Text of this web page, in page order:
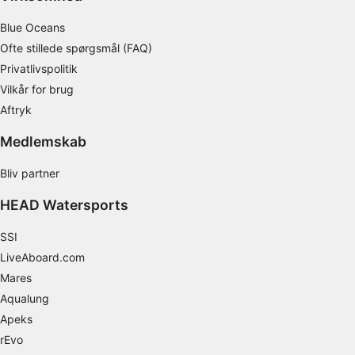
Blue Oceans
Ofte stillede spørgsmål (FAQ)
Privatlivspolitik
Vilkår for brug
Aftryk
Medlemskab
Bliv partner
HEAD Watersports
SSI
LiveAboard.com
Mares
Aqualung
Apeks
rEvo
Forstå målgrupper gennem statistikker eller
kilder
Udvikle og forbedre tjenester
Bruge begrænsede oplysninger til at vælge
IAB Special Features:
Bruge præcise geografiske
placeringsoplysninger
anmodede oplysninger